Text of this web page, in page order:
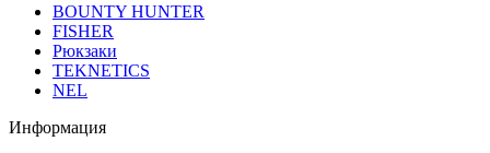
BOUNTY HUNTER
FISHER
Рюкзаки
TEKNETICS
NEL
Информация